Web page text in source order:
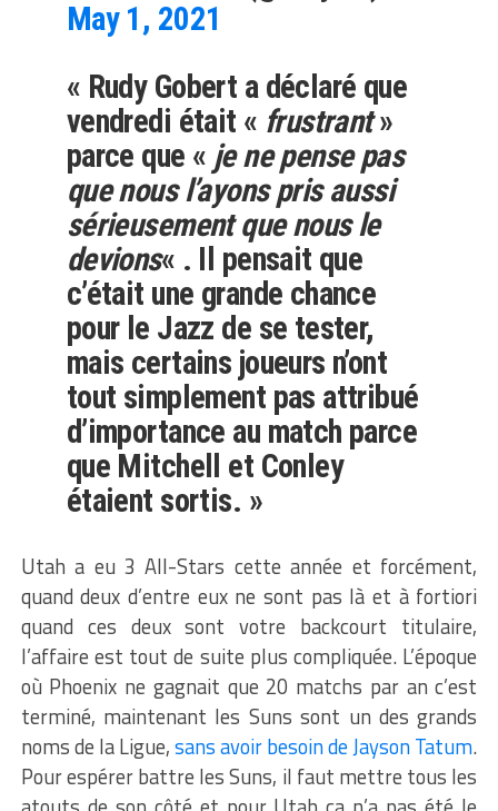
May 1, 2021
« Rudy Gobert a déclaré que
vendredi était « frustrant»
parce que « je ne pense pas
que nous l’ayons pris aussi
sérieusement que nous le
devions« . Il pensait que
c’était une grande chance
pour le Jazz de se tester,
mais certains joueurs n’ont
tout simplement pas attribué
d’importance au match parce
que Mitchell et Conley
étaient sortis. »
Utah a eu 3 All-Stars cette année et forcément,
quand deux d’entre eux ne sont pas là et à fortiori
quand ces deux sont votre backcourt titulaire,
l’affaire est tout de suite plus compliquée. L’époque
où Phoenix ne gagnait que 20 matchs par an c’est
terminé, maintenant les Suns sont un des grands
noms de la Ligue,sans avoir besoin de Jayson Tatum.
Pour espérer battre les Suns, il faut mettre tous les